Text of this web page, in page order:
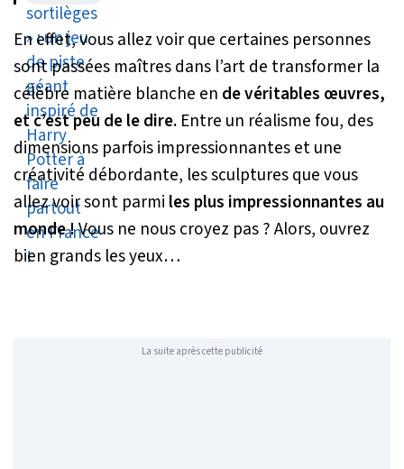
En effet, vous allez voir que certaines personnes
sont passées maîtres dans l’art de transformer la
célèbre matière blanche en de véritables œuvres,
et c’est peu de le dire. Entre un réalisme fou, des
dimensions parfois impressionnantes et une
créativité débordante, les sculptures que vous
allez voir sont parmi les plus impressionnantes au
monde !Vous ne nous croyez pas ? Alors, ouvrez
bien grands les yeux…
La suite après cette publicité